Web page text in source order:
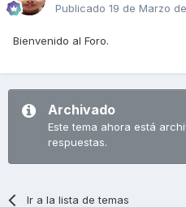
Publicado 19 de Marzo
Bienvenido al Foro.
Archivado
Este tema ahora está
respuestas.
Ir a la lista de temas